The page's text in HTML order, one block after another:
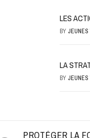
LES
BY
LA
BY
Navigation
PROTÉGER LA